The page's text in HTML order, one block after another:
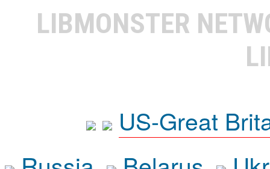
LIBMONSTER
US-Great